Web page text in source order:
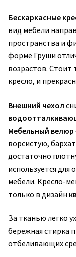
Бескаркасные
вид мебели
пространства и
форме Груши
возрастов. Стоит
кресло, и
Внешний чехол
Мебельный велюр
ворсистую,
достаточно
используется для
мебели. Кресло-
только в дизайн
За тканью легко
бережная стирка
отбеливающих